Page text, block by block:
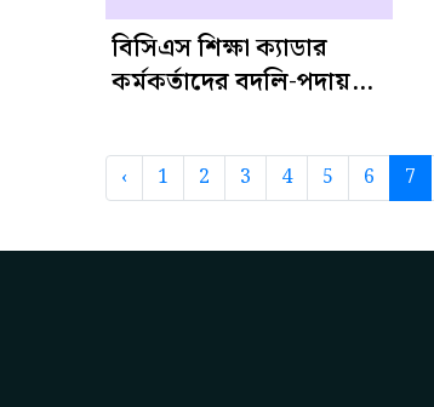
বিসিএস শিক্ষা ক্যাডার
কর্মকর্তাদের বদলি-পদায়ন
‹ 1 2 3 4 5 6 7